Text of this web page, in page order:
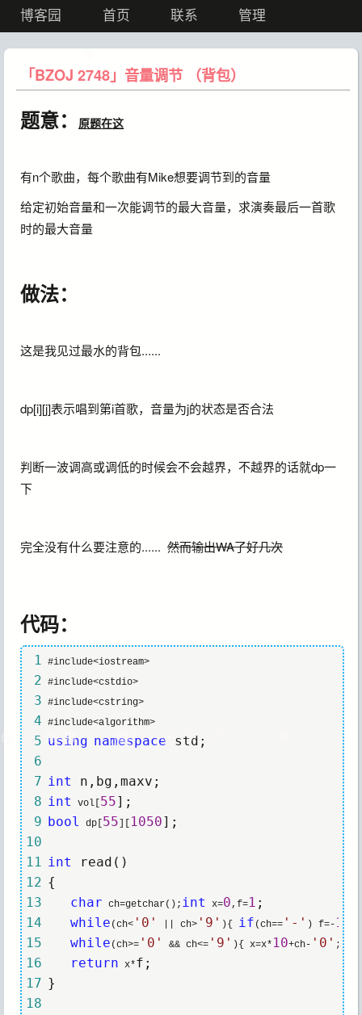
博客园 首页 联系 管理
「BZOJ 2748」音量调节 （背包）
题意： 原题在这
有n个歌曲，每个歌曲有Mike想要调节到的音量
给定初始音量和一次能调节的最大音量，求演奏最后一首歌
时的最大音量
做法：
这是我见过最水的背包......
dp[i][j]表示唱到第i首歌，音量为j的状态是否合法
判断一波调高或调低的时候会不会越界，不越界的话就dp一
下
完全没有什么要注意的...... 然而输出WA了好几次
代码：
1
2
3
4
5 using namespace
6
7 int
8 int vol[ 55
9 bool dp[ 55 1050
10
11 int
12
13
char ch=getchar(); int x=0,f=1
14
while (ch< ' 0 ' || ch> ' 9 ' ){ if (ch== ' - ' ) f=- 1;
15 while (ch>= ' 0 ' && ch<= ' 9 ' ){ x=x* 10+ch- ' 0 ' ;
16 return x*
17
18
❆
❆
❆ ❆ ❆
❆ ❆
❆ ❆
❆
❆
❆ ❆
❆
❆
❆ ❆ ❆